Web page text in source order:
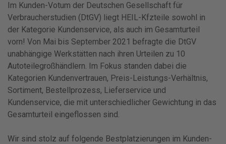
Im Kunden-Votum der Deutschen Gesellschaft für
Verbraucherstudien (DtGV) liegt HEIL-Kfzteile sowohl in
der Kategorie Kundenservice, als auch im Gesamturteil
vorn! Von Mai bis September 2021 befragte die DtGV
unabhängige Werkstätten nach ihren Urteilen zu 10
Autoteilegroßhändlern. Im Fokus standen dabei die
Kategorien Kundenvertrauen, Preis-Leistungs-Verhältnis,
Sortiment, Bestellprozess, Lieferservice und
Kundenservice, die mit unterschiedlicher Gewichtung in das
Gesamturteil eingeflossen sind.
Wir sind stolz auf folgende Bestplatzierungen im Kunden-